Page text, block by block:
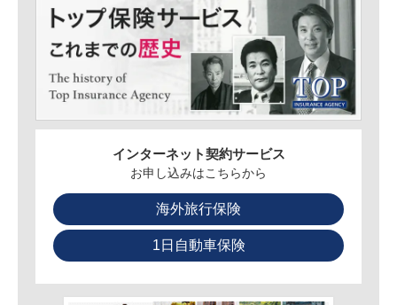
インターネット契約サービス
お申し込みはこちらから
海外旅行保険
1日自動車保険